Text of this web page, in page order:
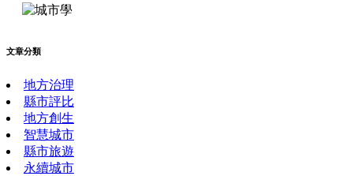
文章分類
地方治理
縣市評比
地方創生
智慧城市
縣市旅遊
永續城市